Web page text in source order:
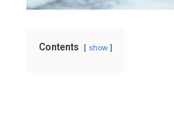
Contents show